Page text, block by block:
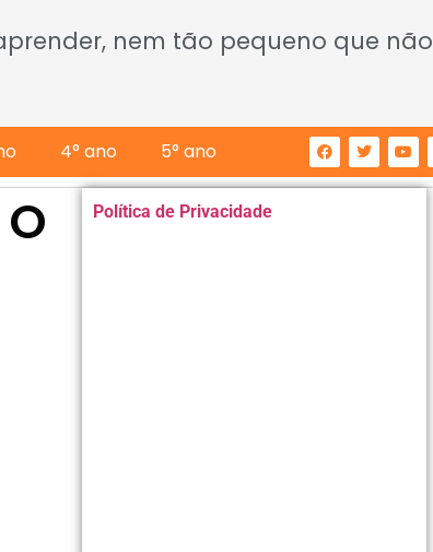
nem tão pequeno que não
4° ano 5° ano
Política de Privacidade